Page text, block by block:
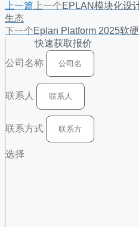
上一篇 上一个EPLAN模块化设
生态
下一个Eplan Platform 2025软
快速获取报价
公司名称
联系人
联系方式
选择